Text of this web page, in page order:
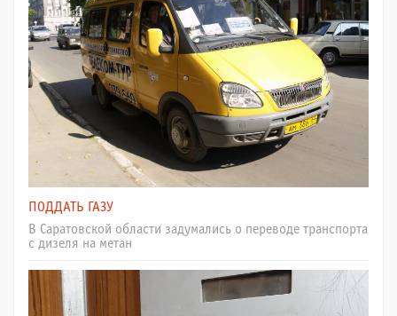
ПОДДАТЬ ГАЗУ
В Саратовской области задумались о переводе транспорта
с дизеля на метан